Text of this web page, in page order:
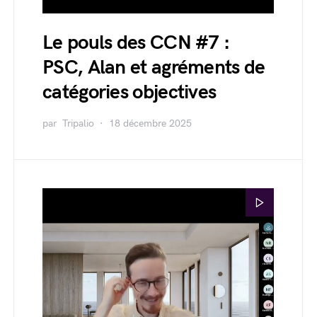
Le pouls des CCN #7 :
PSC, Alan et agréments de
catégories objectives
par Tripalio 18 décembre 2025